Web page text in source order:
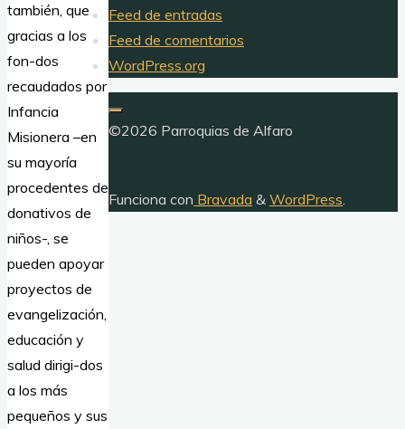
también, que
gracias a los
fon-dos
recaudados por
Infancia
Misionera –en
su mayoría
procedentes de
donativos de
niños-, se
pueden apoyar
proyectos de
evangelización,
educación y
salud dirigi-dos
a los más
pequeños y sus
Feed de entradas
Feed de comentarios
WordPress.org
©2026 Parroquias de Alfaro
Funciona con Bravada & WordPress.